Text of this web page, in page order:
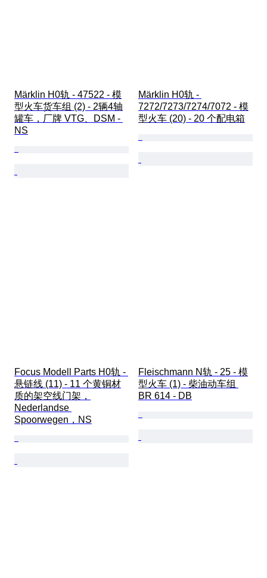
Märklin H0轨 - 47522 - 模
型火车货车组 (2) - 2辆4轴
罐车，厂牌 VTG、DSM -
NS
Märklin H0轨 -
7272/7273/7274/7072 - 模
型火车 (20) - 20 个配电箱
Focus Modell Parts H0轨 -
悬链线 (11) - 11 个黄铜材
质的架空线门架，
Nederlandse
Spoorwegen，NS
Fleischmann N轨 - 25 - 模
型火车 (1) - 柴油动车组
BR 614 - DB